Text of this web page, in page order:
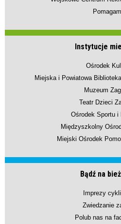
Instytucje
Ośrodek
Miejska i Powiatowa
Muzeum
Teatr Dzieci
Ośrodek Sportu i
Międzyszkolny
Miejski Ośrodek
Bądź na
Imprezy
Zwiedzanie
Polub nas na